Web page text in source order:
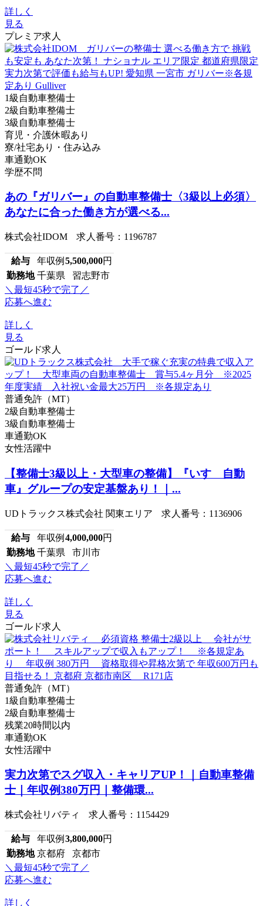
詳しく
見る
プレミア求人
1級自動車整備士
2級自動車整備士
3級自動車整備士
育児・介護休暇あり
寮/社宅あり・住み込み
車通勤OK
学歴不問
あの『ガリバー』の自動車整備士〈3級以上必須〉
あなたに合った働き方が選べる...
株式会社IDOM 求人番号：1196787
給与 年収例 5,500,000円
勤務地 千葉県 習志野市
＼最短45秒で完了／
応募へ進む
詳しく
見る
ゴールド求人
普通免許（MT）
2級自動車整備士
3級自動車整備士
車通勤OK
女性活躍中
【整備士3級以上・大型車の整備】『いすゞ自動
車』グループの安定基盤あり！｜...
UDトラックス株式会社 関東エリア 求人番号：1136906
給与 年収例 4,000,000円
勤務地 千葉県 市川市
＼最短45秒で完了／
応募へ進む
詳しく
見る
ゴールド求人
普通免許（MT）
1級自動車整備士
2級自動車整備士
残業20時間以内
車通勤OK
女性活躍中
実力次第でスグ収入・キャリアUP！｜自動車整備
士｜年収例380万円｜整備環...
株式会社リバティ 求人番号：1154429
給与 年収例 3,800,000円
勤務地 京都府 京都市
＼最短45秒で完了／
応募へ進む
詳しく